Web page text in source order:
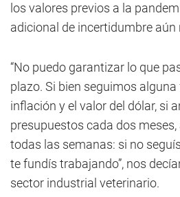
los valores previos a la
adicional de incertidumbre aún
“No puedo garantizar lo que
plazo. Si bien seguimos
inflación y el valor del dólar, si
presupuestos cada dos
todas las semanas: si no
te fundís trabajando”, nos
sector industrial veterinario.